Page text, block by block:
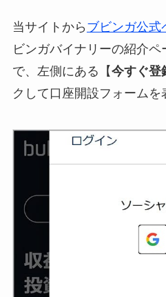
当サイトから ブビンガ公式
ビンガバイナリーの紹介
で、左側にある【今すぐ登
クして口座開設フォームを